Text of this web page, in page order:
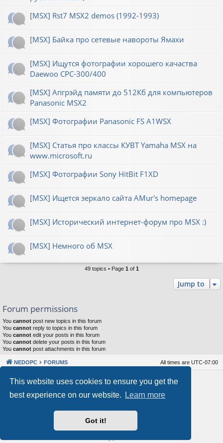
This website uses cookies to ensure you get the
best experience on our website.
Learn more
Got it!
[MSX] Rst7 MSX2 demos (1992-1993)
[MSX] Байка про сетевые навороты Ямахи
[MSX] Ищутся фотографии хорошего качаства
Daewoo CPC-300/400
[MSX] Апгрэйд памяти до 512Кб для компьютеров
Panasonic MSX2
[MSX] Фотографии Panasonic FS A1WSX
[MSX] Статья про классы КУВТ Yamaha MSX на
www.microsoft.ru
[MSX] Фотографии Sony HitBit F1XD
[MSX] Ищется зеркало сайта AMur's homepage
[MSX] Исторический интернет-форум про MSX :)
[MSX] Немного об MSX
49 topics • Page 1 of 1
Jump to
Forum permissions
You cannot post new topics in this forum
You cannot reply to topics in this forum
You cannot edit your posts in this forum
You cannot delete your posts in this forum
You cannot post attachments in this forum
NEDOPC FORUMS All times are UTC-07:00
Powered byphpBB® Forum Software © phpBB Limited
Our VPS Hosting By RimuHosting
This server is located in London data center
Server admin:mastodon.social/@Shaos